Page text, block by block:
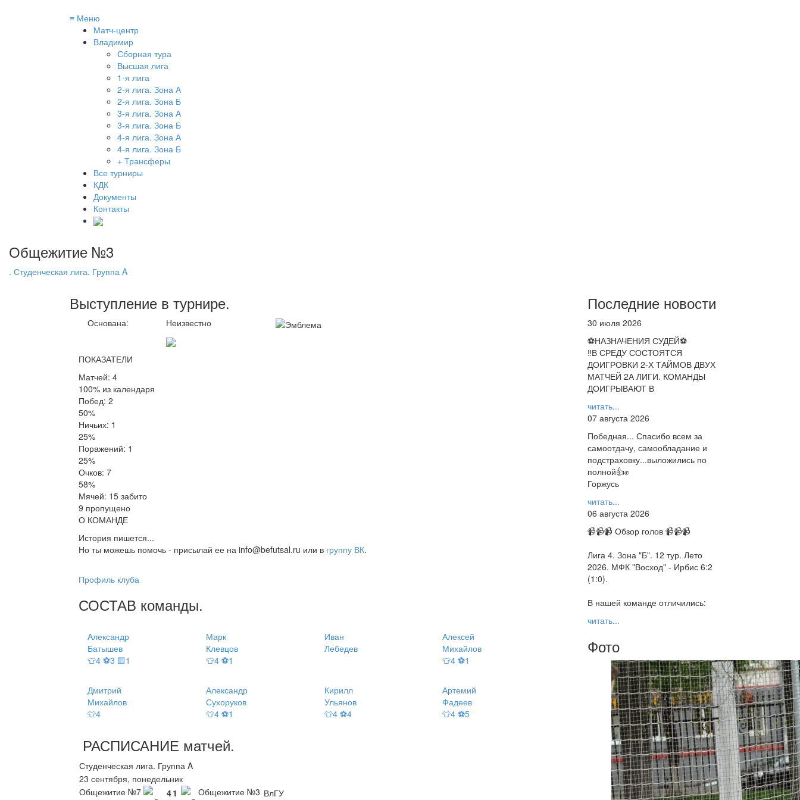
≡ Меню
Матч-центр
Владимир
Сборная тура
Высшая лига
1-я лига
2-я лига. Зона А
2-я лига. Зона Б
3-я лига. Зона А
3-я лига. Зона Б
4-я лига. Зона А
4-я лига. Зона Б
+ Трансферы
Все турниры
КДК
Документы
Контакты
Общежитие №3
. Студенческая лига. Группа A
Выступление в турнире.
Основана: Неизвестно
ПОКАЗАТЕЛИ
Матчей: 4
100% из календаря
Побед: 2
50%
Ничьих: 1
25%
Поражений: 1
25%
Очков: 7
58%
Мячей: 15 забито
9 пропущено
О КОМАНДЕ
История пишется...
Но ты можешь помочь - присылай ее на info@befutsal.ru или в группу ВК.
Профиль клуба
СОСТАВ команды.
Александр
Батышев
👕4 ⚽3 🟨1
Марк
Клевцов
👕4 ⚽1
Иван
Лебедев
Алексей
Михайлов
👕4 ⚽1
Дмитрий
Михайлов
👕4
Александр
Сухоруков
👕4 ⚽1
Кирилл
Ульянов
👕4 ⚽4
Артемий
Фадеев
👕4 ⚽5
РАСПИСАНИЕ матчей.
Студенческая лига. Группа A
23 сентября, понедельник
Общежитие №7
41 Общежитие №3 ВлГУ
Последние новости
30 июля 2026
⚽НАЗНАЧЕНИЯ СУДЕЙ⚽
‼В СРЕДУ СОСТОЯТСЯ
ДОИГРОВКИ 2-Х ТАЙМОВ ДВУХ
МАТЧЕЙ 2А ЛИГИ. КОМАНДЫ
ДОИГРЫВАЮТ В
читать...
07 августа 2026
Победная... Спасибо всем за
самоотдачу, самообладание и
подстраховку...выложились по
полной👍✊
Горжусь
читать...
06 августа 2026
📹📹📹 Обзор голов 📹📹📹
Лига 4. Зона "Б". 12 тур. Лето
2026. МФК "Восход" - Ирбис 6:2
(1:0).
В нашей команде отличились:
читать...
Фото